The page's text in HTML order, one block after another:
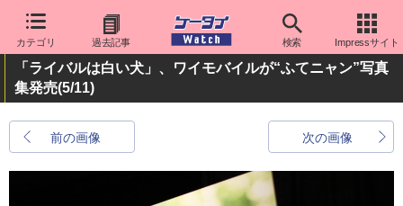
カテゴリ 過去記事 検索 Impressサイト
「ライバルは白い犬」、ワイモバイルが“ふてニャン”写真
集発売(5/11)
前の画像 次の画像